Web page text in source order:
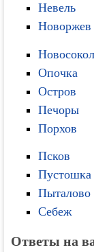
Невель
Новоржев
Опочка
Остров
Печоры
Порхов
Псков
Пустошка
Пыталово
Себеж
Ответы на